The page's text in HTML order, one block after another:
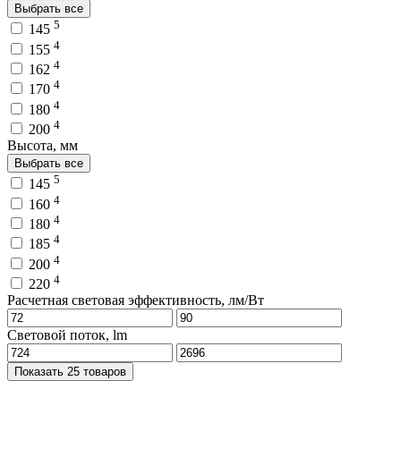
Выбрать все
145 5
155 4
162 4
170 4
180 4
200 4
Высота, мм
Выбрать все
145 5
160 4
180 4
185 4
200 4
220 4
Расчетная световая эффективность, лм/Вт
Световой поток, lm
Показать 25 товаров